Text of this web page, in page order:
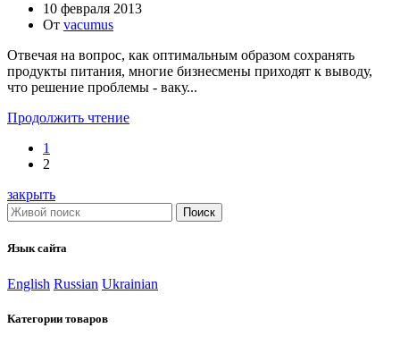
10 февраля 2013
От vacumus
Отвечая на вопрос, как оптимальным образом сохранять
продукты питания, многие бизнесмены приходят к выводу,
что решение проблемы - ваку...
Продолжить чтение
1
2
закрыть
Поиск
Язык сайта
English Russian Ukrainian
Категории товаров